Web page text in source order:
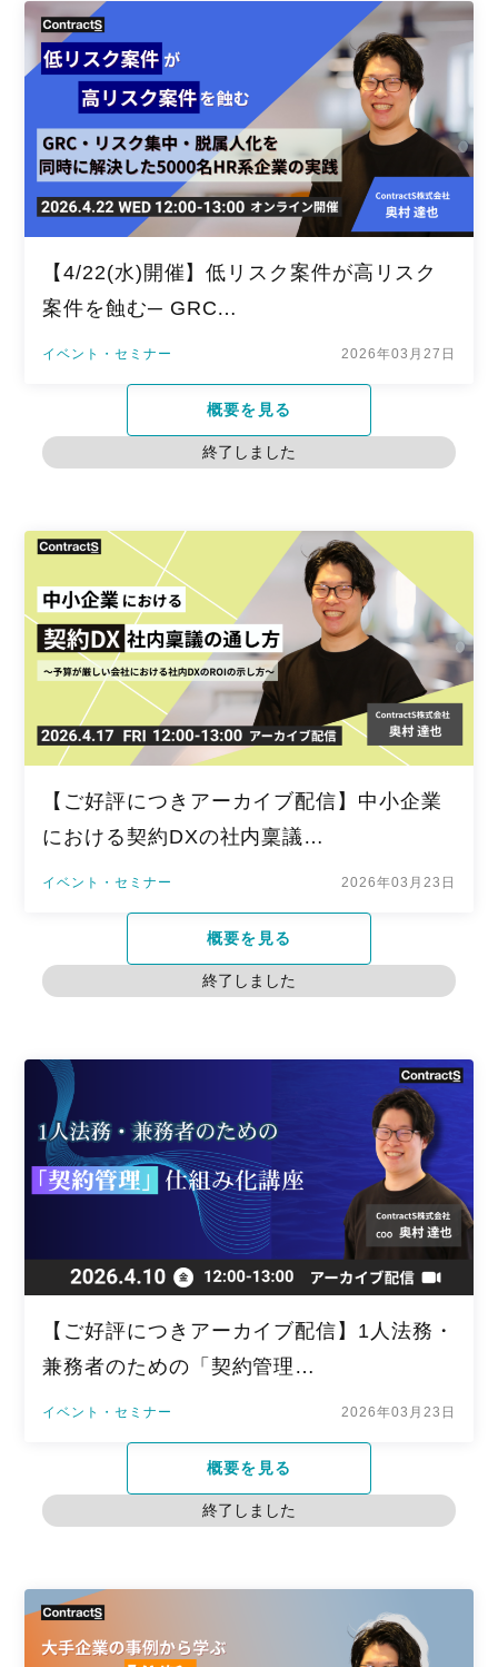
【4/22(水)開催】低リスク案件が高リスク
案件を蝕む─ GRC…
イベント・セミナー 2026年03月27日
概要を見る
終了しました
【ご好評につきアーカイブ配信】中小企業
における契約DXの社内稟議…
イベント・セミナー 2026年03月23日
概要を見る
終了しました
【ご好評につきアーカイブ配信】1人法務・
兼務者のための「契約管理…
イベント・セミナー 2026年03月23日
概要を見る
終了しました